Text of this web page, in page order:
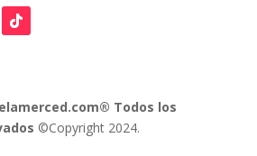
Todos los
©Copyright 2024.